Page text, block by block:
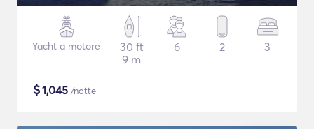
Yacht a motore
30 ft
9 m
6 2 3
$1,045 /notte